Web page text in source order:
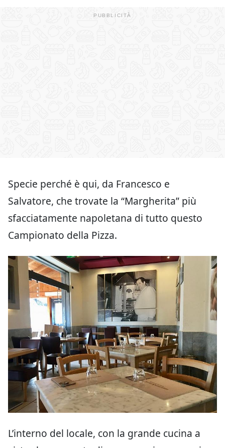
Specie perché è qui, da Francesco e
Salvatore, che trovate la “Margherita” più
sfacciatamente napoletana di tutto questo
Campionato della Pizza.
L’interno del locale, con la grande cucina a